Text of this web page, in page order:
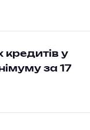
у
за 17